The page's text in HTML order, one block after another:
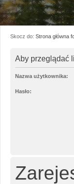
Skocz do: Strona główna
Aby przeglądać
Nazwa użytkownika:
Hasło: